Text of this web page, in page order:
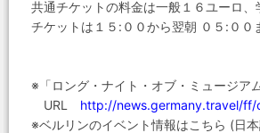
共通チケットの料金は一般１６ユーロ
チケットは１５:００から翌朝 ０５:０
※「ロング・ナイト・オブ・ミュージア
URL http://news.germany.travel/
※ベルリンのイベント情報はこちら (日